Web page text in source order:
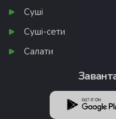
Суші
Суші-сети
Салати